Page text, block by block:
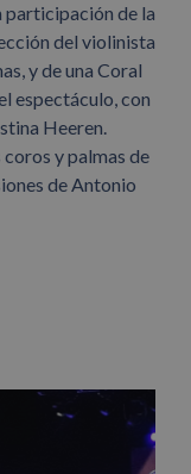
participación de la
del violinista
y de una Coral
espectáculo, con
Heeren.
y palmas de
de Antonio